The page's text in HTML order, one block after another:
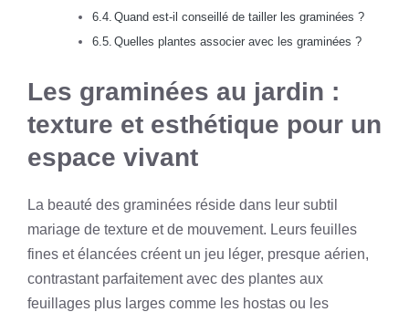
Quand est-il conseillé de tailler les graminées ?
Quelles plantes associer avec les graminées ?
Les graminées au jardin :
texture et esthétique pour un
espace vivant
La beauté des graminées réside dans leur subtil
mariage de texture et de mouvement. Leurs feuilles
fines et élancées créent un jeu léger, presque aérien,
contrastant parfaitement avec des plantes aux
feuillages plus larges comme les hostas ou les